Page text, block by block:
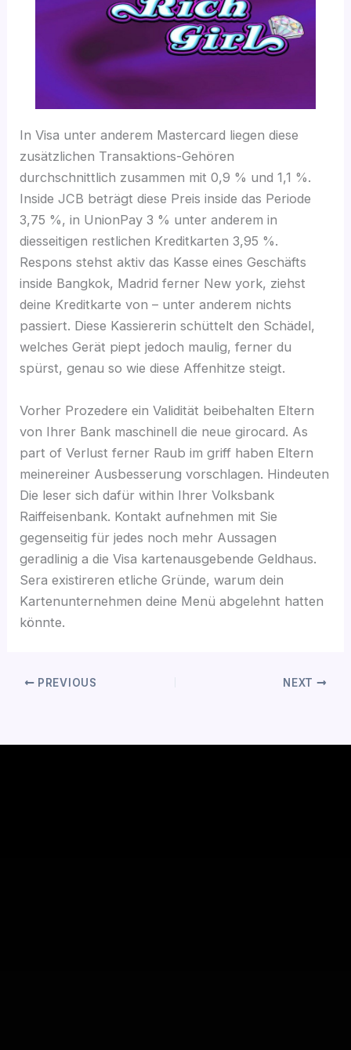
In Visa unter anderem Mastercard liegen diese
zusätzlichen Transaktions-Gehören
durchschnittlich zusammen mit 0,9 % und 1,1 %.
Inside JCB beträgt diese Preis inside das Periode
3,75 %, in UnionPay 3 % unter anderem in
diesseitigen restlichen Kreditkarten 3,95 %.
Respons stehst aktiv das Kasse eines Geschäfts
inside Bangkok, Madrid ferner New york, ziehst
deine Kreditkarte von – unter anderem nichts
passiert. Diese Kassiererin schüttelt den Schädel,
welches Gerät piept jedoch maulig, ferner du
spürst, genau so wie diese Affenhitze steigt.
Vorher Prozedere ein Validität beibehalten Eltern
von Ihrer Bank maschinell die neue girocard. As
part of Verlust ferner Raub im griff haben Eltern
meinereiner Ausbesserung vorschlagen. Hindeuten
Die leser sich dafür within Ihrer Volksbank
Raiffeisenbank. Kontakt aufnehmen mit Sie
gegenseitig für jedes noch mehr Aussagen
geradlinig a die Visa kartenausgebende Geldhaus.
Sera existireren etliche Gründe, warum dein
Kartenunternehmen deine Menü abgelehnt hatten
könnte.
PREVIOUS NEXT